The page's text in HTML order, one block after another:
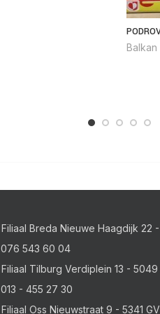
Balkan
Filiaal Breda Nieuwe Haagdijk 22
076 543 60 04
Filiaal Tilburg Verdiplein 13 -
013 - 455 27 30
Filiaal Oss Nieuwstraat 9 - 5341